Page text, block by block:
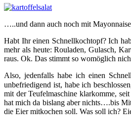
…..und dann auch noch mit
Habt Ihr einen Schnellkochtopf? Ich
mehr als heute: Rouladen, Gulasch,
raus. Ok. Das stimmt so womöglich
Also, jedenfalls habe ich einen
unbefriedigend ist, habe ich
mit der Teufelmaschine klarkomme,
hat mich da bislang aber nichts….bis
die Eier mitkochen soll. Was soll ich?